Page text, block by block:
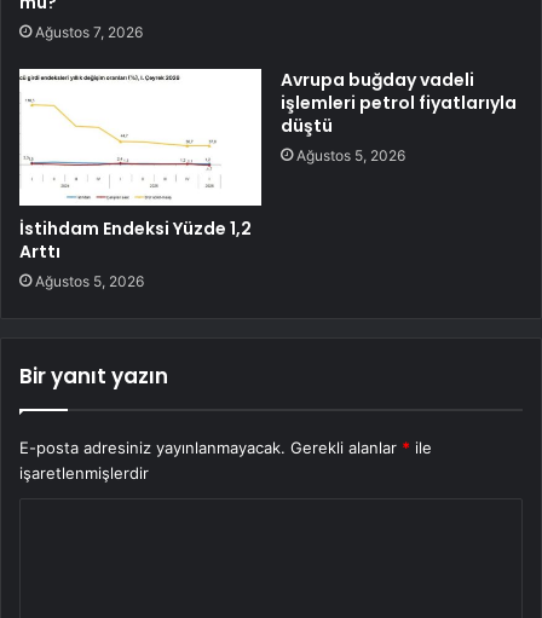
Ağustos 7, 2026
İstihdam Endeksi Yüzde 1,2
Arttı
Ağustos 5, 2026
Avrupa buğday vadeli
işlemleri petrol fiyatlarıyla
düştü
Ağustos 5, 2026
Bir yanıt yazın
E-posta adresiniz yayınlanmayacak. Gerekli alanlar * ile
işaretlenmişlerdir